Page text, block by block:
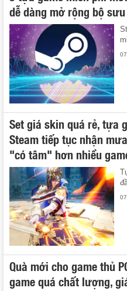
dễ dàng mở rộng bộ
Set giá skin quá rẻ, tựa
Steam tiếp tục nhận
"có tâm" hơn nhiều
Quà mới cho game thủ
game quá chất lượng,